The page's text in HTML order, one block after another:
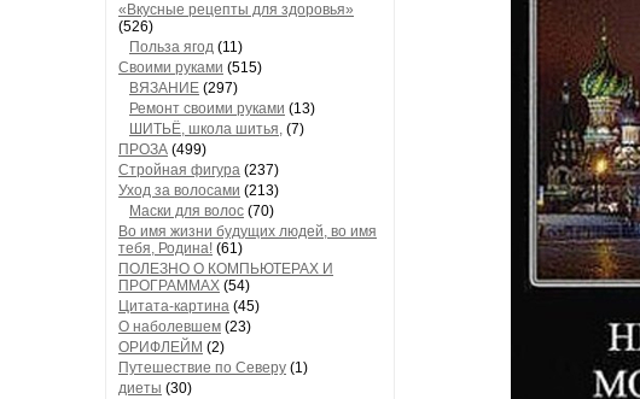
«Вкусные рецепты для здоровья»
(526)
Польза ягод (11)
Своими руками (515)
ВЯЗАНИЕ (297)
Ремонт своими руками (13)
ШИТЬЁ, школа шитья, (7)
ПРОЗА (499)
Стройная фигура (237)
Уход за волосами (213)
Маски для волос (70)
Во имя жизни будущих людей, во имя
тебя, Родина! (61)
ПОЛЕЗНО О КОМПЬЮТЕРАХ И
ПРОГРАММАХ (54)
Цитата-картина (45)
О наболевшем (23)
ОРИФЛЕЙМ (2)
Путешествие по Северу (1)
диеты (30)